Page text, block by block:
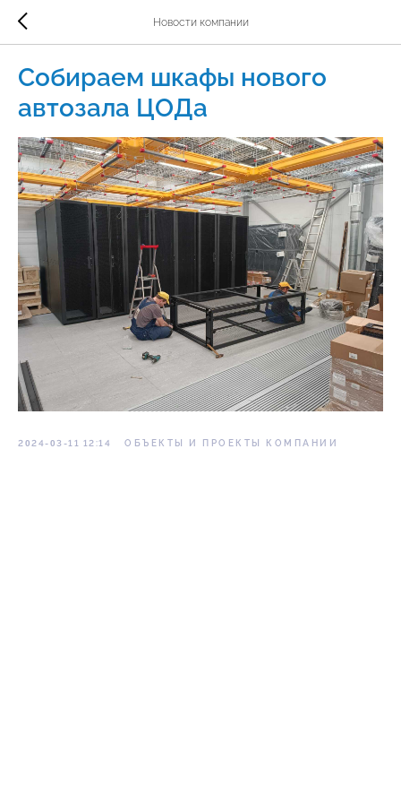
Новости компании
Собираем шкафы нового
автозала ЦОДа
2024-03-11 12:14 ОБЪЕКТЫ И ПРОЕКТЫ КОМПАНИИ